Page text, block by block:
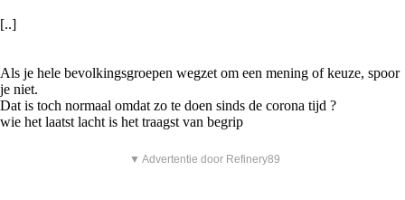
[..]
Als je hele bevolkingsgroepen wegzet om een mening of keuze, spoor
je niet.
Dat is toch normaal omdat zo te doen sinds de corona tijd ?
wie het laatst lacht is het traagst van begrip
▼ Advertentie door Refinery89